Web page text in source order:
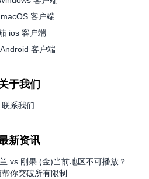
客户端
ios 客户端
客户端
于我们
联系我们
新资讯
vs 刚果 (金)当前地区不可播放？
你突破所有限制